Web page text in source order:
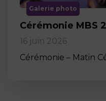
Galerie photo
Cérémonie MBS
16 juin 2026
Cérémonie – Matin